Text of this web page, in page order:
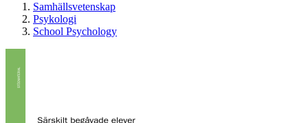
Samhällsvetenskap
Psykologi
School Psychology